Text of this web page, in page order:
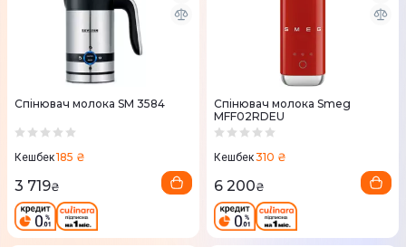
Спінювач молока SM 3584
Кешбек185 ₴
3 719₴
Спінювач молока Smeg
MFF02RDEU
Кешбек310 ₴
6 200₴